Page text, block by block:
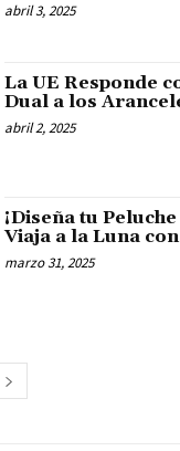
abril 3, 2025
La UE Responde
Dual a los
abril 2, 2025
¡Diseña tu
Viaja a la Luna
marzo 31, 2025